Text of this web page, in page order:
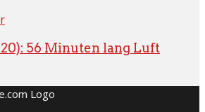
56 Minuten lang Luft